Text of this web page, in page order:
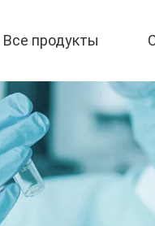
Все продукты